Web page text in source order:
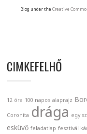
Blog under the Creative
CIMKEFELHŐ
12 óra 100 napos alaprajz
Coronita drága egy
esküvő feladatlap fesztivál